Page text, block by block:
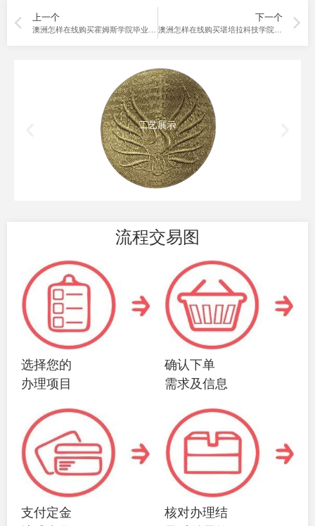
上一个 下一个
澳洲怎样在线购买堪培拉科技学院CIT毕业证？
工艺展示
流程交易图
选择您的
办理项目
确认下单
需求及信息
支付定金
核对办理结